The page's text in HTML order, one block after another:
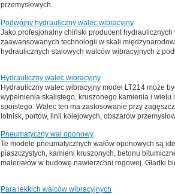
przemysłowych.
Podwójny hydrauliczny walec wibracyjny
Jako profesjonalny chiński producent
zaawansowanych technologii w skali
hydraulicznych stalowych walców wibracyjnych z
Hydrauliczny walec wibracyjny
Hydrauliczny walec wibracyjny model LT214 może
wypełnienia skalistego, kruszonego kamienia i
spoistego. Walec ten ma zastosowanie przy
lotnisk, portów, linii kolejowych, obszarów
Pneumatyczny wał oponowy
Te modele pneumatycznych wałów oponowych są
piaszczystych, kamieni kruszonych, betonu
materiałów w budowę nawierzchni rogowej. Gładki
Para lekkich walców wibracyjnych